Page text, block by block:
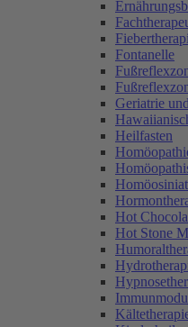
Fontanelle
Geriatrie
Heilfasten
Hot
Hot Stone